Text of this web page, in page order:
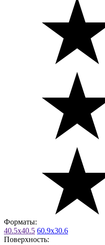
Форматы:
40.5x40.5 60.9x30.6
Поверхность: